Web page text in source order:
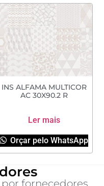
INS ALFAMA MULTICOR
AC 30X90.2 R
Ler mais
Orçar pelo WhatsApp